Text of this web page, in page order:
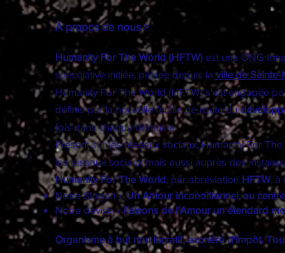
À propos de nous >
Humanity For The World (HFTW) est une ONG
spéculative initiée, pilotée depuis la ville de Sainte-
Humanity For The World (HFTW) s'est engagée
définis par la nouvelle feuille de route du
fois dans chaque domaine.
Présent sur les réseaux sociaux, Humanity For
les réseaux sociaux mais aussi auprès des
Humanity For The World, par abréviation HFTW, à
Notre Slogan « Un Amour inconditionnel, au
Notre devise «Faisons de l’Amour un étendard
Organisme à but non lucratif, exonéré d'impôt.